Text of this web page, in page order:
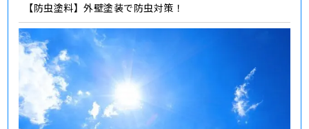
【防虫塗料】外壁塗装で防虫対策！